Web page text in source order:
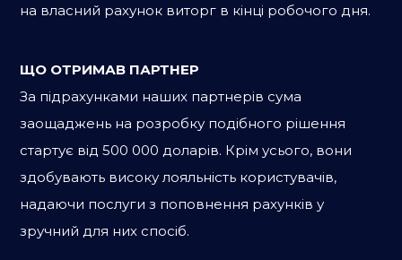
на власний рахунок виторг в кінці робочого дня.
ЩО ОТРИМАВ ПАРТНЕР
За підрахунками наших партнерів сума
заощаджень на розробку подібного рішення
стартує від 500 000 доларів. Крім усього, вони
здобувають високу лояльність користувачів,
надаючи послуги з поповнення рахунків у
зручний для них спосіб.